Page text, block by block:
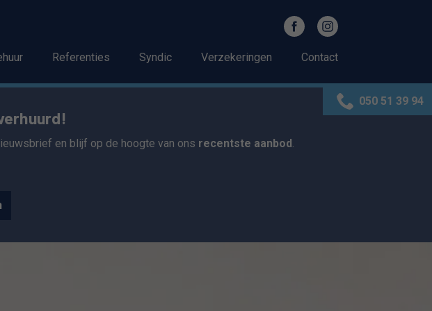
Referenties Syndic Verzekeringen Contact
050 51 39 94
en blijf op de hoogte van ons recentste aanbod